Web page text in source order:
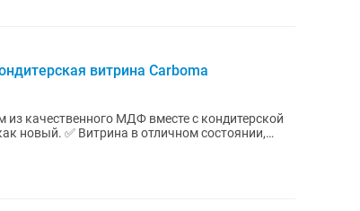
витрина Carboma
качественного МДФ вместе с кондитерской